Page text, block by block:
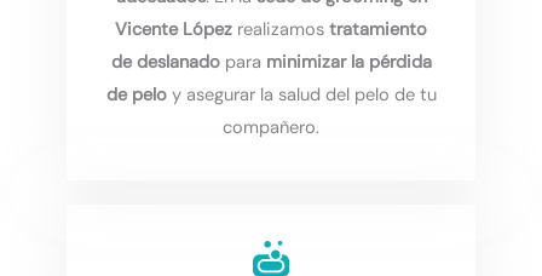
Vicente López realizamos tratamiento
de deslanadopara minimizar la pérdida
de peloy asegurar la salud del pelo de tu
compañero.